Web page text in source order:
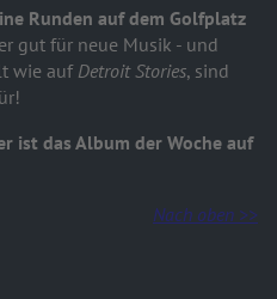
Runden auf dem Golfplatz
gut für neue Musik - und
wie auf Detroit Stories, sind
ist das Album der Woche auf
Nach oben >>